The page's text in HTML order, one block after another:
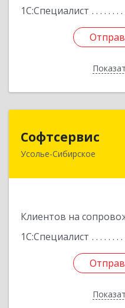
1С:Специалист
Софтсервис
Усолье-Сибирское
Клиентов на
1С:Специалист
665451,